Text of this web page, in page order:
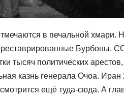
в печальной хмари.
реставрированные Бурбоны.
тысяч политических
казнь генерала Очоа.
ещё туда-сюда. А